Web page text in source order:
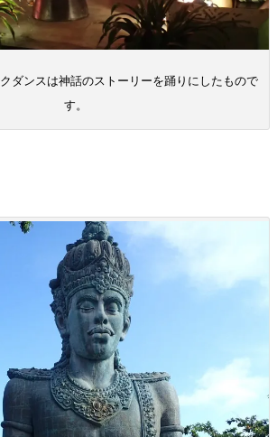
ダンスは神話のストーリーを踊りにしたもので
す。